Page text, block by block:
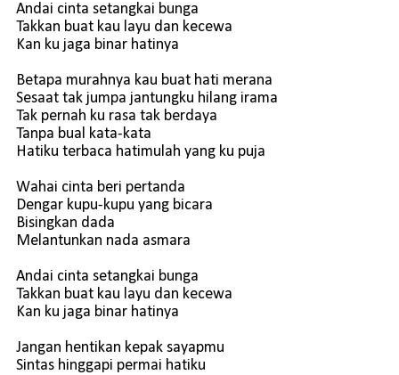
Andai cinta setangkai bunga
Takkan buat kau layu dan kecewa
Kan ku jaga binar hatinya
Betapa murahnya kau buat hati merana
Sesaat tak jumpa jantungku hilang irama
Tak pernah ku rasa tak berdaya
Tanpa bual kata-kata
Hatiku terbaca hatimulah yang ku puja
Wahai cinta beri pertanda
Dengar kupu-kupu yang bicara
Bisingkan dada
Melantunkan nada asmara
Andai cinta setangkai bunga
Takkan buat kau layu dan kecewa
Kan ku jaga binar hatinya
Jangan hentikan kepak sayapmu
Sintas hinggapi permai hatiku